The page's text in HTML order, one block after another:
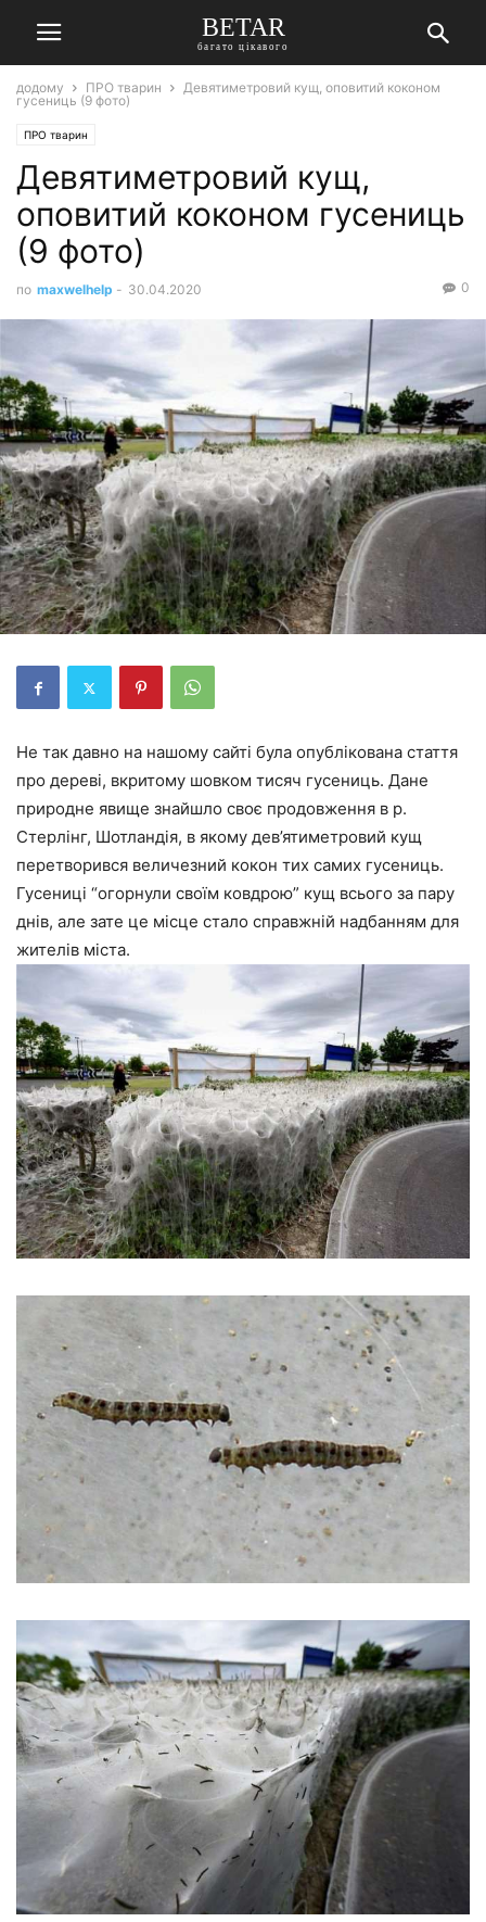
BETAR
багато цікавого
додому ПРО тварин
Девятиметровий кущ, оповитий коконом
гусениць (9 фото)
ПРО тварин
Девятиметровий кущ,
оповитий коконом гусениць
(9 фото)
по maxwelhelp - 30.04.2020 0
Не так давно на нашому сайті була опублікована стаття
про дереві, вкритому шовком тисяч гусениць. Дане
природне явище знайшло своє продовження в р.
Стерлінг, Шотландія, в якому дев’ятиметровий кущ
перетворився величезний кокон тих самих гусениць.
Гусениці “огорнули своїм ковдрою” кущ всього за пару
днів, але зате це місце стало справжній надбанням для
жителів міста.